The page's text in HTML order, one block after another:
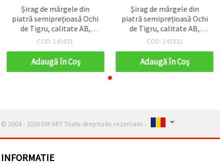
Șirag de mărgele din
piatră semiprețioasă Ochi
de Tigru, calitate AB,
rotunde, 4 mm, ~100 buc
COD: 141831
Adaugă în Coş
Șirag de mărgele din
piatră semiprețioasă Ochi
de Tigru, calitate AB,
rotunde, 4 mm, ~100 buc
COD: 141831
Adaugă în Coş
© 2004 - 2026 EM ART Toate drepturile rezervate..
INFORMATIE